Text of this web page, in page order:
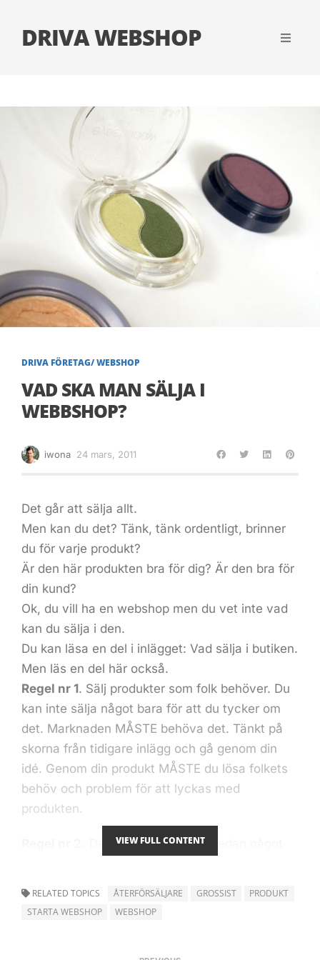
DRIVA WEBSHOP
DRIVA FÖRETAG/ WEBSHOP
VAD SKA MAN SÄLJA I
WEBBSHOP?
iwona 24 mars, 2011
Det går att sälja allt.
Men kan du det? Tänk, tänk ordentligt, brinner
du för varje produkt?
Är den här produkten bra för dig? Är den bra för
din kund?
Ok, du vill ha en webshop men du vet inte vad
kan du sälja i den.
Du kan läsa en del i inlägget: Vad sälja i butiken.
Men läs en del här också.
Regel nr 1. Sälj produkter som folk behöver. Du
kan inte sälja något bara för att du tycker om
det. Marknaden MÅSTE behöva det. Tänkt på
skorna från tidigare inlägg och gå genom din
idé. Genom din produkt MÅSTE du lösa folkets
behöv och problem för att lyckas med
produkten.
Det är bra om du kan redan något
VIEW FULL CONTENT
RELATED TOPICS ÅTERFÖRSÄLJARE GROSSIST
PRODUKT
STARTA WEBSHOP
WEBSHOP